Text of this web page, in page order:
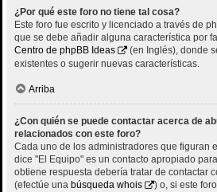
¿Por qué este foro no tiene tal cosa?
Este foro fue escrito y licenciado a través de
que se debe añadir alguna característica por
Centro de phpBB Ideas
(en Inglés), donde
existentes o sugerir nuevas características.
Arriba
¿Con quién se puede contactar acerca de
relacionados con este foro?
Cada uno de los administradores que figuran
dice "El Equipo" es un contacto apropiado
obtiene respuesta debería tratar de contactar
(efectúe una búsqueda whois
) o, si este